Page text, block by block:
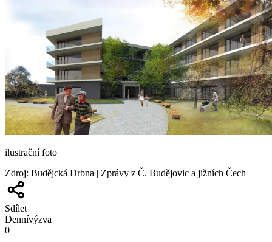
ilustrační foto
Zdroj: Budějcká Drbna | Zprávy z Č. Budějovic a jižních Čech
Sdílet
Dennívýzva
0